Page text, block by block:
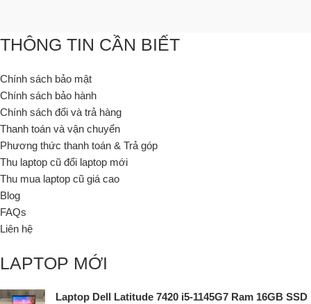
THÔNG TIN CẦN BIẾT
Chính sách bảo mật
Chính sách bảo hành
Chính sách đổi và trả hàng
Thanh toán và vận chuyển
Phương thức thanh toán & Trả góp
Thu laptop cũ đổi laptop mới
Thu mua laptop cũ giá cao
Blog
FAQs
Liên hệ
LAPTOP MỚI
Laptop Dell Latitude 7420 i5-1145G7 Ram 16GB SSD